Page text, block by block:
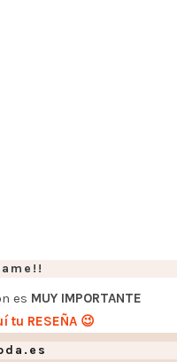
es MUY IMPORTANTE
tu RESEÑA 😉